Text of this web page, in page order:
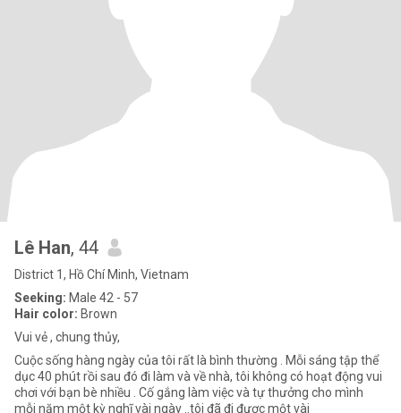
Lê Han, 44
District 1, Hồ Chí Minh, Vietnam
Seeking: Male 42 - 57
Hair color: Brown
Vui vẻ , chung thủy,
Cuộc sống hàng ngày của tôi rất là bình thường . Mỗi sáng tập thể
dục 40 phút rồi sau đó đi làm và về nhà, tôi không có hoạt động vui
chơi với bạn bè nhiều . Cố gắng làm việc và tự thưởng cho mình
mỗi năm một kỳ nghĩ vài ngày ..tôi đã đi được một vài